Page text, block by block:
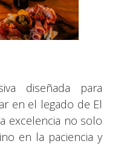
diseñada para
en el legado de El
excelencia no solo
en la paciencia y